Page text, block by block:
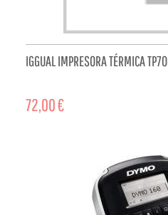
IGGUAL IMPRESORA TÉRMICA
72,00 €